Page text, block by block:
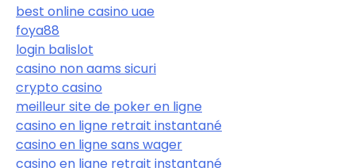
best online casino uae
foya88
login balislot
casino non aams sicuri
crypto casino
meilleur site de poker en ligne
casino en ligne retrait instantané
casino en ligne sans wager
casino en ligne retrait instantané